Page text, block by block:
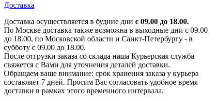
Доставка
Доставка осуществляется в будние дни с 09.00 до 18.00.
По Москве доставка также возможна в выходные дни с 09.00
до 18.00, по Московской области и Санкт-Петербургу - в
субботу с 09.00 до 18.00.
После отгрузки заказа со склада наша Курьерская служба
свяжется с Вами для уточнения деталей доставки.
Обращаем ваше внимание: срок хранения заказа у курьера
составляет 7 дней. Просим Вас согласовать удобное время
доставки в рамках этого временного интервала.